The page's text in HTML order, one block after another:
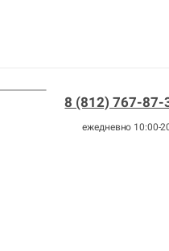
8 (812) 767-87-
ежедневно 10:00-